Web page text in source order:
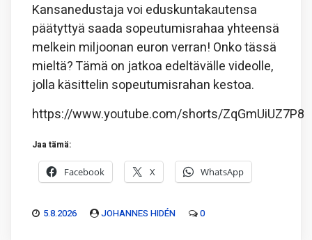
Kansanedustaja voi eduskuntakautensa
päätyttyä saada sopeutumisrahaa yhteensä
melkein miljoonan euron verran! Onko tässä
mieltä? Tämä on jatkoa edeltävälle videolle,
jolla käsittelin sopeutumisrahan kestoa.
https://www.youtube.com/shorts/ZqGmUiUZ7P8
Jaa tämä:
Facebook X WhatsApp
5.8.2026 JOHANNES HIDÉN 0